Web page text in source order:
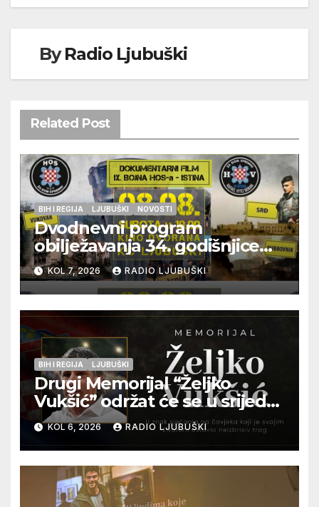
ByRadio Ljubuški
Related Post
BIH I REGIJA LJUBUŠKI NOVOSTI
Dvodnevni program
obilježavanja 34. godišnjice
pogibije generala Blaža
Kraljevića i osmorice
pripadnika HOS-a
KOL 7, 2026 RADIO LJUBUŠKI
BIH I REGIJA LJUBUŠKI
Drugi Memorijal “Željko
Vukšić” održat će se u srijedu
12. kolovoza u Otoku
KOL 6, 2026 RADIO LJUBUŠKI